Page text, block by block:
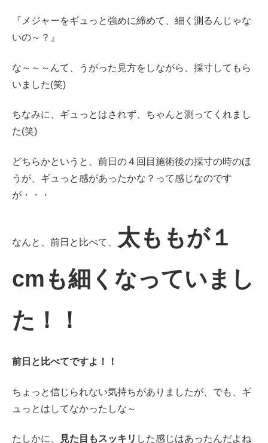
『メジャーをギュっと強めに締めて、細く測るんじゃな
いの～？』
な～～～んて、うがった見方をしながら、採寸してもら
いました(笑)
ちなみに、ギュっとはされず、ちゃんと測ってくれまし
た(笑)
どちらかというと、前日の４回目施術後の採寸の時のほ
うが、ギュっと感があったかな？って感じなのです
が・・・
なんと、前日と比べて、
太ももが１
cmも細くなっていまし
た！！
前日と比べてですよ！！
ちょっと信じられない気持ちがありましたが、でも、ギ
ュっとはしてなかったしな～
たしかに、 見た目もスッキリ した感じはあったんだよね